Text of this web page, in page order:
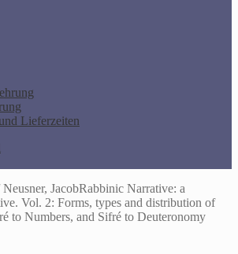
Lieferzeiten
Neusner, JacobRabbinic Narrative: a
Vol. 2: Forms, types and distribution of
to Numbers, and Sifré to Deuteronomy